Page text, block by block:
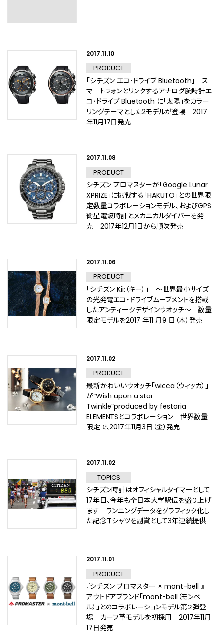
2017.11.10
PRODUCT
「シチズン エコ･ドライブ Bluetooth」 ス
マートフォンとリンクするアナログ腕時計エ
コ･ドライブ Bluetooth に「太陽」をカラー
リングテーマとした2モデルが登場 2017
年11月17日発売
2017.11.08
PRODUCT
シチズン プロマスターが「Google Lunar
XPRIZE」に挑戦する「HAKUTO」との世界限
定数量コラボレーションモデル、およびGPS
衛星電波時計とメカニカルダイバーを発
売 2017年12月1日から順次発売
2017.11.06
PRODUCT
「シチズン Kii:（キー）」 ～世界最小サイズ
の光発電エコ・ドライブムーブメントを搭載
したアンティークデザインウオッチ～ 数量
限定モデルを2017 年11 月9 日（木）発売
2017.11.02
PRODUCT
最新かわいいウオッチ「wicca（ウィッカ）」
が“Wish upon a star
Twinkle”produced by festaria
ELEMENTSとコラボレーション 世界数量
限定で、2017年11月3日（金）発売
2017.11.02
TOPICS
シチズン時計はオフィシャルタイマーとして
17年目、今年も全日本大学駅伝を盛り上げ
ます ランニングデータをグラフィック化し
た記念Ｔシャツを副賞として3年連続提供
2017.11.01
PRODUCT
『シチズン プロマスター × mont-bell 』
アウトドアブランド「mont-bell（モンベ
ル）」とのコラボレーションモデル第２弾登
場 カーフ革モデルを初採用 2017年11月
17日発売